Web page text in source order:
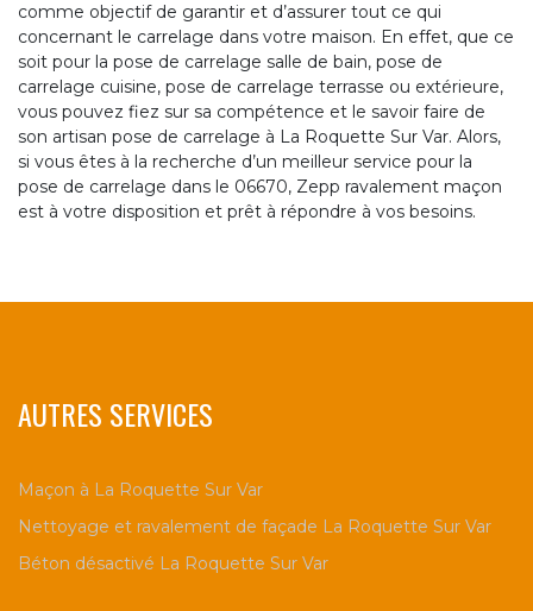
comme objectif de garantir et d’assurer tout ce qui
concernant le carrelage dans votre maison. En effet, que ce
soit pour la pose de carrelage salle de bain, pose de
carrelage cuisine, pose de carrelage terrasse ou extérieure,
vous pouvez fiez sur sa compétence et le savoir faire de
son artisan pose de carrelage à La Roquette Sur Var. Alors,
si vous êtes à la recherche d’un meilleur service pour la
pose de carrelage dans le 06670, Zepp ravalement maçon
est à votre disposition et prêt à répondre à vos besoins.
AUTRES SERVICES
Maçon à La Roquette Sur Var
Nettoyage et ravalement de façade La Roquette Sur Var
Béton désactivé La Roquette Sur Var